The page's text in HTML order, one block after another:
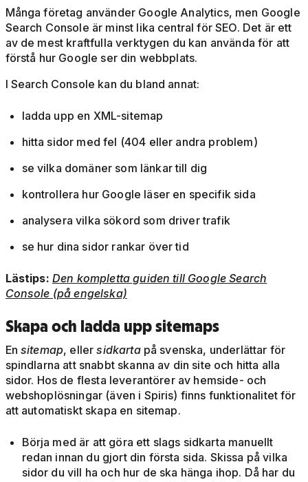
Många företag använder Google Analytics, men Google
Search Console är minst lika central för SEO. Det är ett
av de mest kraftfulla verktygen du kan använda för att
förstå hur Google ser din webbplats.
I Search Console kan du bland annat:
ladda upp en XML-sitemap
hitta sidor med fel (404 eller andra problem)
se vilka domäner som länkar till dig
kontrollera hur Google läser en specifik sida
analysera vilka sökord som driver trafik
se hur dina sidor rankar över tid
Lästips: Den kompletta guiden till Google Search
Console (på engelska)
Skapa och ladda upp sitemaps
En sitemap, eller sidkartapå svenska, underlättar för
spindlarna att snabbt skanna av din site och hitta alla
sidor. Hos de flesta leverantörer av hemside- och
webshoplösningar (även i Spiris) finns funktionalitet för
att automatiskt skapa en sitemap.
Börja med är att göra ett slags sidkarta manuellt
redan innan du gjort din första sida. Skissa på vilka
sidor du vill ha och hur de ska hänga ihop. Då har du